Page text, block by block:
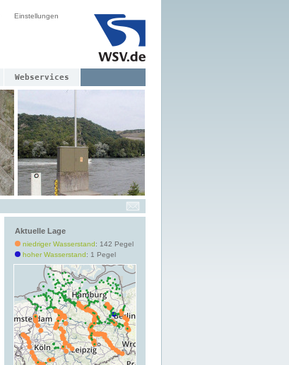
Einstellungen
Webservices
Aktuelle Lage
niedriger Wasserstand: 142 Pegel
hoher Wasserstand: 1 Pegel